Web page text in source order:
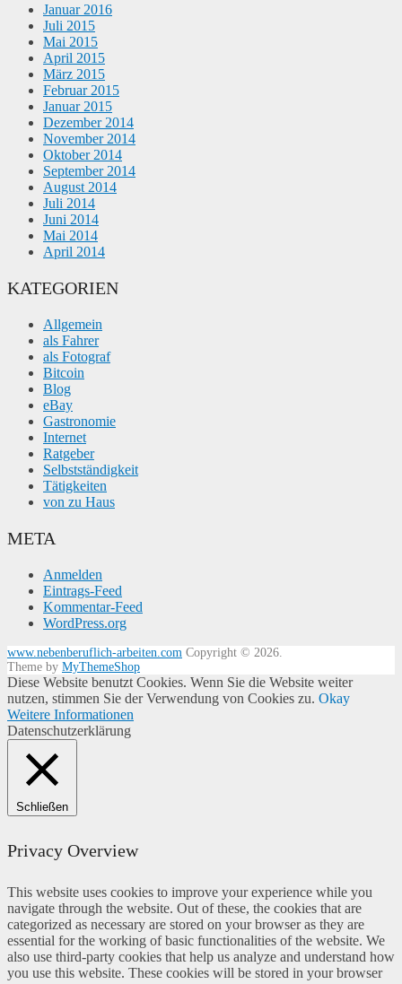
Januar 2016
Juli 2015
Mai 2015
April 2015
März 2015
Februar 2015
Januar 2015
Dezember 2014
November 2014
Oktober 2014
September 2014
August 2014
Juli 2014
Juni 2014
Mai 2014
April 2014
KATEGORIEN
Allgemein
als Fahrer
als Fotograf
Bitcoin
Blog
eBay
Gastronomie
Internet
Ratgeber
Selbstständigkeit
Tätigkeiten
von zu Haus
META
Anmelden
Eintrags-Feed
Kommentar-Feed
WordPress.org
www.nebenberuflich-arbeiten.com Copyright © 2026.
Theme by MyThemeShop
Diese Website benutzt Cookies. Wenn Sie die Website weiter
nutzen, stimmen Sie der Verwendung von Cookies zu. Okay
Weitere Informationen
Datenschutzerklärung
Schließen
Privacy Overview
This website uses cookies to improve your experience while you
navigate through the website. Out of these, the cookies that are
categorized as necessary are stored on your browser as they are
essential for the working of basic functionalities of the website. We
also use third-party cookies that help us analyze and understand how
you use this website. These cookies will be stored in your browser